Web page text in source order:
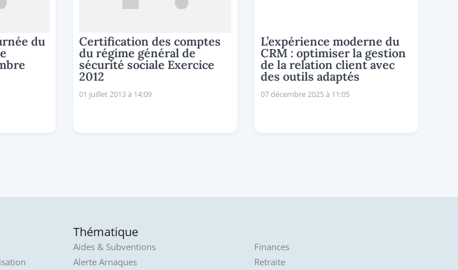
du
Certification des comptes
du régime général de
sécurité sociale Exercice
2012
01 juillet 2013 à 14:09
L’expérience moderne du
CRM : optimiser la gestion
de la relation client avec
des outils adaptés
07 décembre 2025 à 11:05
Thématique
Aides & Subventions
Alerte Arnaques
Finances
Retraite